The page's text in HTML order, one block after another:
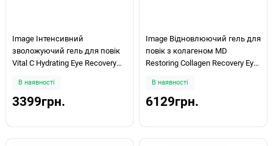
Image Інтенсивний
зволожуючий гель для повік
Vital C Hydrating Eye Recovery
В наявності
3399грн.
Image Відновлюючий гель для
повік з колагеном MD
Restoring Collagen Recovery Eye
В наявності
6129грн.